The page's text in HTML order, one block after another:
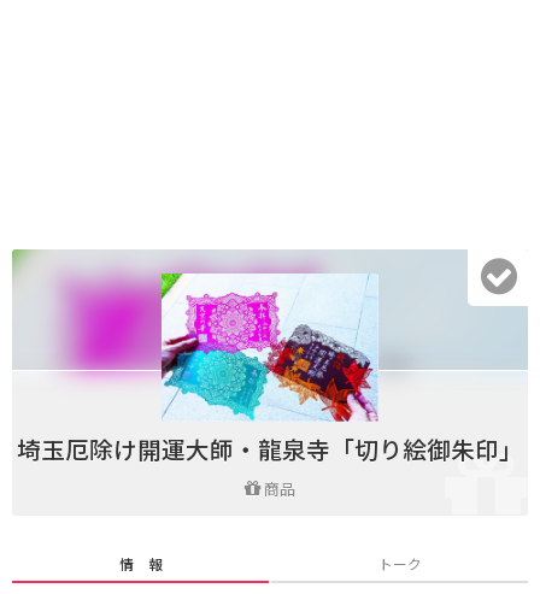
埼玉厄除け開運大師・龍泉寺「切り絵御朱印」
商品
情 報 トーク